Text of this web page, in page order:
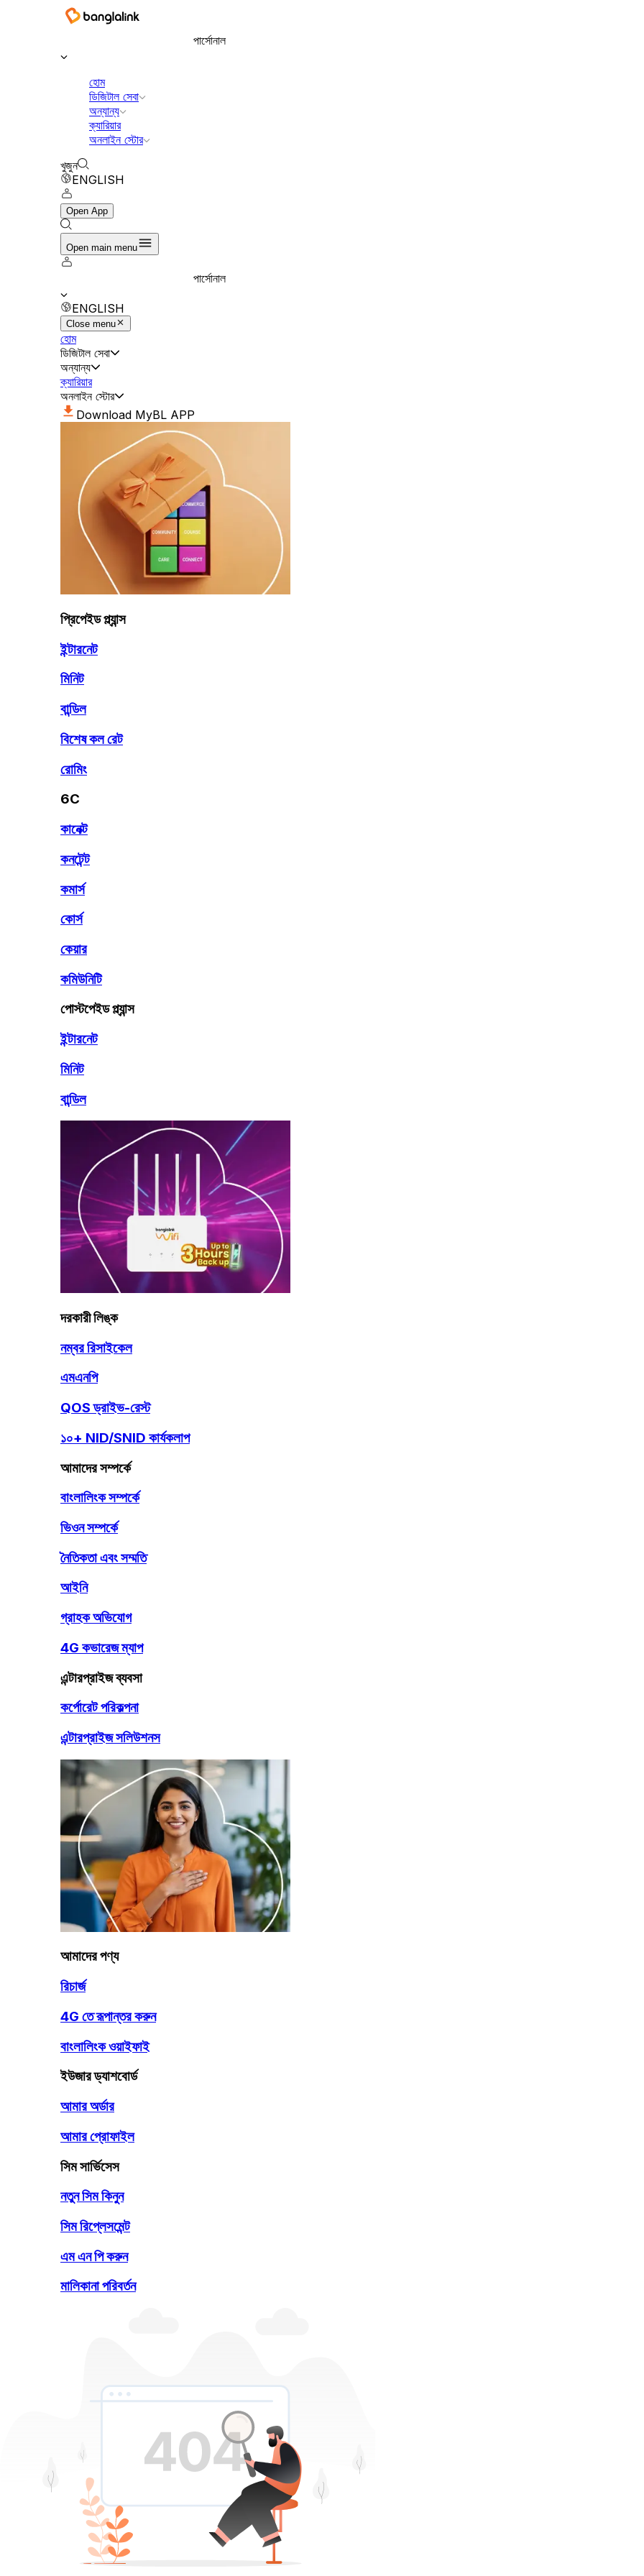
পার্সোনাল
হোম
ডিজিটাল সেবা
অন্যান্য
ক্যারিয়ার
অনলাইন স্টোর
খুজুন
ENGLISH
Open App
Open main menu
পার্সোনাল
ENGLISH
Close menu
হোম
ডিজিটাল সেবা
অন্যান্য
ক্যারিয়ার
অনলাইন স্টোর
Download MyBL APP
প্রিপেইড প্ল্যান্স
ইন্টারনেট
মিনিট
বান্ডিল
বিশেষ কল রেট
রোমিং
6C
কানেক্ট
কনটেন্ট
কমার্স
কোর্স
কেয়ার
কমিউনিটি
পোস্টপেইড প্ল্যান্স
ইন্টারনেট
মিনিট
বান্ডিল
দরকারী লিঙ্ক
নম্বর রিসাইকেল
এমএনপি
QOS ড্রাইভ-রেস্ট
১০+ NID/SNID কার্যকলাপ
আমাদের সম্পর্কে
বাংলালিংক সম্পর্কে
ভিওন সম্পর্কে
নৈতিকতা এবং সম্মতি
আইনি
গ্রাহক অভিযোগ
4G কভারেজ ম্যাপ
এন্টারপ্রাইজ ব্যবসা
কর্পোরেট পরিকল্পনা
এন্টারপ্রাইজ সলিউশনস
আমাদের পণ্য
রিচার্জ
4G তে রূপান্তর করুন
বাংলালিংক ওয়াইফাই
ইউজার ড্যাশবোর্ড
আমার অর্ডার
আমার প্রোফাইল
সিম সার্ভিসেস
নতুন সিম কিনুন
সিম রিপ্লেসমেন্ট
এম এন পি করুন
মালিকানা পরিবর্তন
বাংলালিংক ডিজিটাল কমিউনিকেশনস লিমিটেড